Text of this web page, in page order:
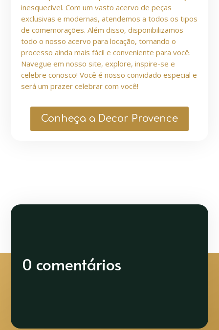
inesquecível. Com um vasto acervo de peças
exclusivas e modernas, atendemos a todos os tipos
de comemorações. Além disso, disponibilizamos
todo o nosso acervo para locação, tornando o
processo ainda mais fácil e conveniente para você.
Navegue em nosso site, explore, inspire-se e
celebre conosco! Você é nosso convidado especial e
será um prazer celebrar com você!
Conheça a Decor Provence
0 comentários